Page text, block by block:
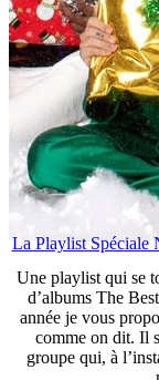
La Playlist Spéciale
Une playlist qui se
d’albums The
année je vous
comme on dit. Il
groupe qui, à